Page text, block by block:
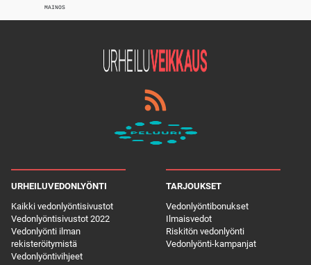
MAINOS
URHEILUVEDONLYÖNTI
Kaikki vedonlyöntisivustot
Vedonlyöntisivustot 2022
Vedonlyönti ilman
rekisteröitymistä
Vedonlyöntivihjeet
TARJOUKSET
Vedonlyöntibonukset
Ilmaisvedot
Riskitön vedonlyönti
Vedonlyönti-kampanjat